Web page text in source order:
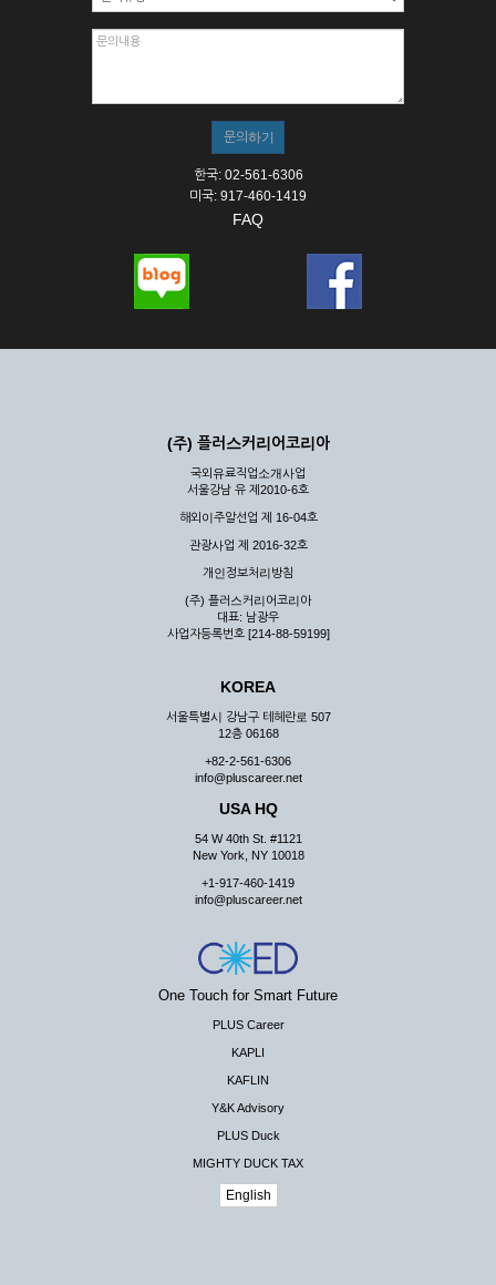
한국: 02-561-6306
미국: 917-460-1419
FAQ
(주) 플러스커리어코리아
국외유료직업소개사업
서울강남 유 제2010-6호
해외이주알선업 제 16-04호
관광사업 제 2016-32호
개인정보처리방침
(주) 플러스커리어코리아
대표: 남광우
사업자등록번호 [214-88-59199]
KOREA
서울특별시 강남구 테헤란로 507
12층 06168
+82-2-561-6306
info@pluscareer.net
USA HQ
54 W 40th St. #1121
New York, NY 10018
+1-917-460-1419
info@pluscareer.net
One Touch for Smart Future
PLUS Career
KAPLI
KAFLIN
Y&K Advisory
PLUS Duck
MIGHTY DUCK TAX
English